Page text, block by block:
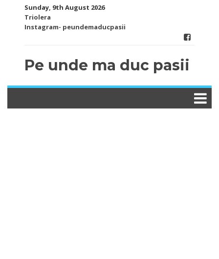
Sunday, 9th August 2026
Triolera
Instagram- peundemaducpasii
Pe unde ma duc pasii